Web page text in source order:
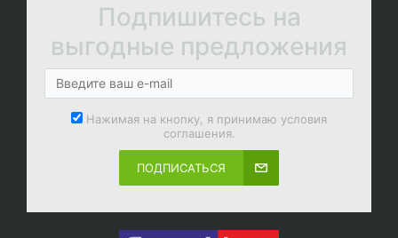
Подпишитесь на
выгодные предложения
Нажимая на кнопку, я принимаю условия
соглашения.
ПОДПИСАТЬСЯ